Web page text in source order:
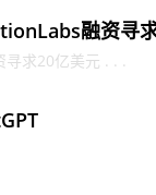
融资寻
求20亿美元 . . .